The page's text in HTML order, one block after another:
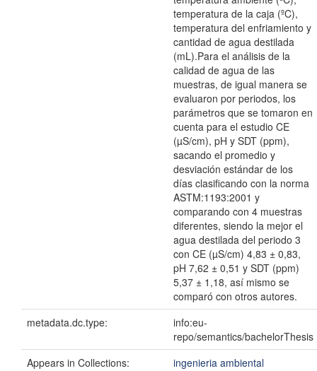
temperatura de la caja (ºC),
temperatura del enfriamiento y
cantidad de agua destilada
(mL).Para el análisis de la
calidad de agua de las
muestras, de igual manera se
evaluaron por periodos, los
parámetros que se tomaron en
cuenta para el estudio CE
(µS/cm), pH y SDT (ppm),
sacando el promedio y
desviación estándar de los
días clasificando con la norma
ASTM:1193:2001 y
comparando con 4 muestras
diferentes, siendo la mejor el
agua destilada del periodo 3
con CE (µS/cm) 4,83 ± 0,83,
pH 7,62 ± 0,51 y SDT (ppm)
5,37 ± 1,18, así mismo se
comparó con otros autores.
metadata.dc.type:
info:eu-
repo/semantics/bachelorThesis
Appears in Collections:
ingenieria ambiental